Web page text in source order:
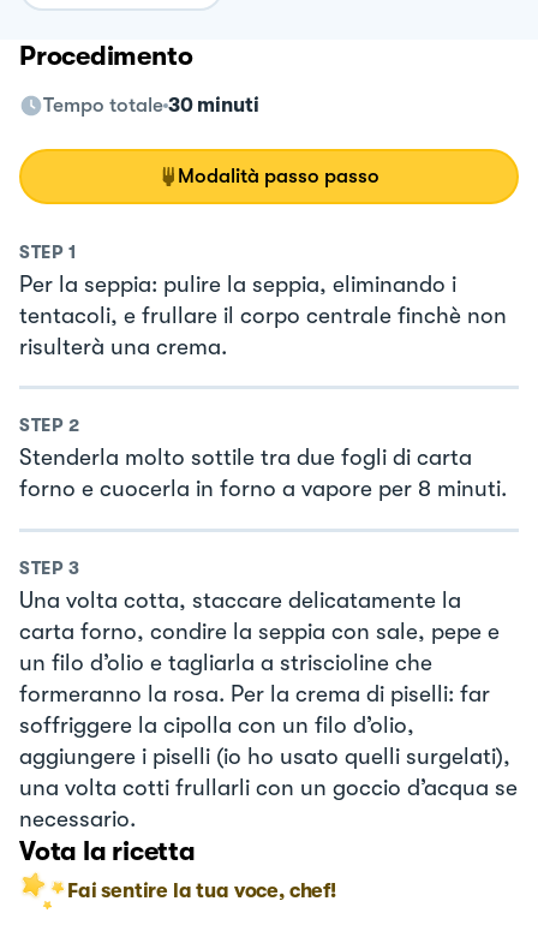
Procedimento
Tempo totale 30 minuti
Modalità passo passo
STEP 1
Per la seppia: pulire la seppia, eliminando i
tentacoli, e frullare il corpo centrale finchè non
risulterà una crema.
STEP 2
Stenderla molto sottile tra due fogli di carta
forno e cuocerla in forno a vapore per 8 minuti.
STEP 3
Una volta cotta, staccare delicatamente la
carta forno, condire la seppia con sale, pepe e
un filo d’olio e tagliarla a striscioline che
formeranno la rosa. Per la crema di piselli: far
soffriggere la cipolla con un filo d’olio,
aggiungere i piselli (io ho usato quelli surgelati),
una volta cotti frullarli con un goccio d’acqua se
necessario.
Vota la ricetta
Fai sentire la tua voce, chef!